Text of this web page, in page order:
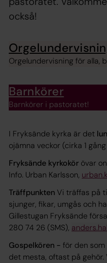
också!
Orgelundervisning för alla,
Barnkörer
Barnkörer i pastoratet!
I Fryksände kyrka är det
ojämna veckor (cirka 1
Fryksände kyrkokör övar
Info. Urban Karlsson,
Träffpunkten Vi träffas på
sjunger, fikar, umgås och
Gillestugan Fryksände
280 74 26 (SMS),
Gospelkören - för den som
det mesta, oftast på